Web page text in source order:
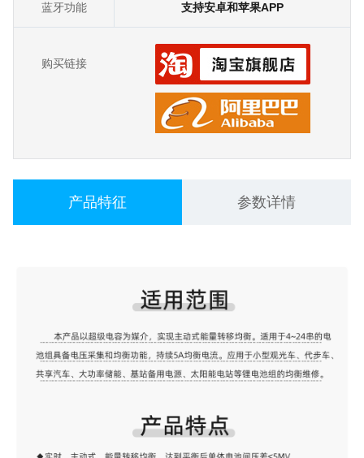
蓝牙功能 支持安卓和苹果APP
购买链接
产品特征 参数详情